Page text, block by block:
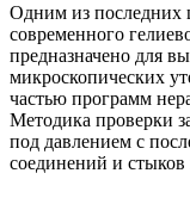
Одним из последних
современного
предназначено для
микроскопических
частью программ
Методика проверки
под давлением с
соединений и